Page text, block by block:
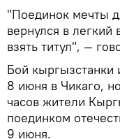
"Поединок мечты
вернулся в легкий
взять титул", —
Бой кыргызстанки
8 июня в Чикаго,
часов жители
поединком
9 июня.